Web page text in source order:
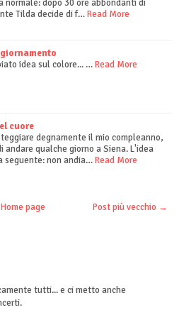
normale: dopo 30 ore abbondanti di
Tilda decide di f…Read More
idea sul colore... …Read More
cuore
degnamente il mio compleanno,
andare qualche giorno a Siena. L'idea
seguente: non andia…Read More
Post più vecchio →
Home page
tutti... e ci metto anche